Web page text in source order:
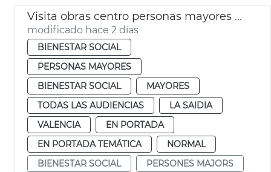
Visita obras centro personas mayores Sant Antoni València
modificado hace 2 días
BIENESTAR SOCIAL
PERSONAS MAYORES
BIENESTAR SOCIAL
MAYORES
TODAS LAS AUDIENCIAS
LA SAIDIA
VALENCIA
EN PORTADA
EN PORTADA TEMÁTICA
NORMAL
BIENESTAR SOCIAL
PERSONES MAJORS